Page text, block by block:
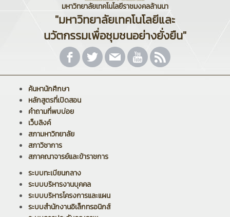
มหาวิทยาลัยเทคโนโลยีราชมงคลล้านนา
"มหาวิทยาลัยเทคโนโลยีและ
นวัตกรรมเพื่อชุมชนอย่างยั่งยืน"
ค้นหานักศึกษา
หลักสูตรที่เปิดสอน
คำถามที่พบบ่อย
เว็บลิงค์
สภามหาวิทยาลัย
สภาวิชาการ
สภาคณาจารย์และข้าราชการ
ระบบทะเบียนกลาง
ระบบบริหารงานบุคคล
ระบบบริหารโครงการและแผน
ระบบสำนักงานอิเล็กทรอนิกส์